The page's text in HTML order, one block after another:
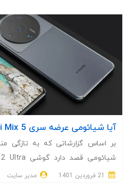
آیا شیائومی عرضه سری Mi Mix 5 را لغو خواهد کرد؟
بر اساس گزارشاتی که به تازگی
میکس 5 کند.
مدیر سایت